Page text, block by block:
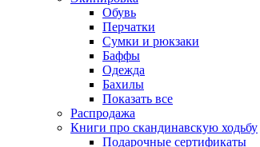
Обувь
Перчатки
Сумки и рюкзаки
Баффы
Одежда
Бахилы
Показать все
Распродажа
Книги про скандинавскую ходьбу
Подарочные сертификаты